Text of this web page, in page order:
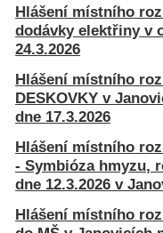
Hlášení místního
dodávky elektřiny v
24.3.2026
Hlášení místního
DESKOVKY v
dne 17.3.2026
Hlášení místního
- Symbióza hmyzu,
dne 12.3.2026 v
Hlášení místního